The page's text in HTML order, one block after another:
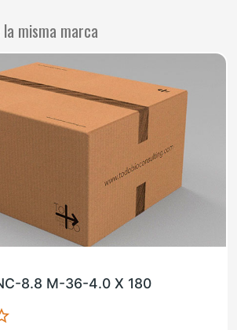
misma marca
8.8 M-36-4.0 X 180